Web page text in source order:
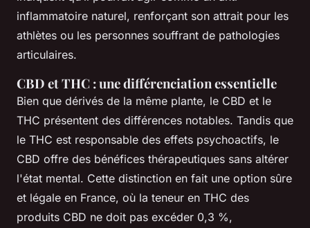
inflammatoire naturel, renforçant son attrait pour les
athlètes ou les personnes souffrant de pathologies
articulaires.
CBD et THC : une différenciation essentielle
Bien que dérivés de la même plante, le CBD et le
THC présentent des différences notables. Tandis que
le THC est responsable des effets psychoactifs, le
CBD offre des bénéfices thérapeutiques sans altérer
l'état mental. Cette distinction en fait une option sûre
et légale en France, où la teneur en THC des
produits CBD ne doit pas excéder 0,3 %,